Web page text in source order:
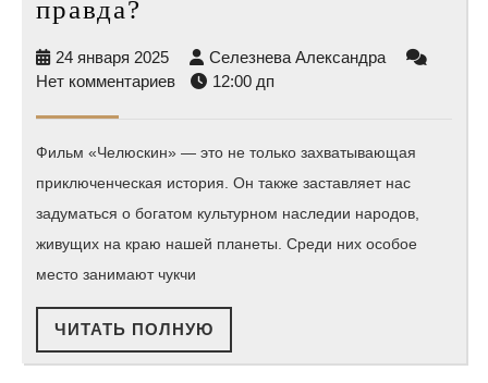
правда?
шаманов
Челюскин.
Первые:
мистика
или
историческая
правда?
24 января 202524
января
Селезнева АлександраСелезнева
Нет комментариев 12:00 дп
Фильм «Челюскин» — это не только захватывающая
приключенческая история. Он также заставляет нас
задуматься о богатом культурном наследии народов,
живущих на краю нашей планеты. Среди них особое
место занимают чукчи
ЧИТАТЬ ПОЛНУЮ
ПОЛНУЮ